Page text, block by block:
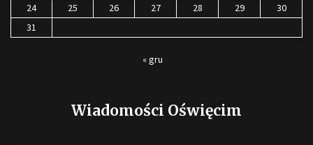
24
25 26 27 28 29
30
31
« gru
Wiadomości Oświęcim